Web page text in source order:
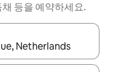
등을 예약하세요.
용하거나 터치 또는 스와이